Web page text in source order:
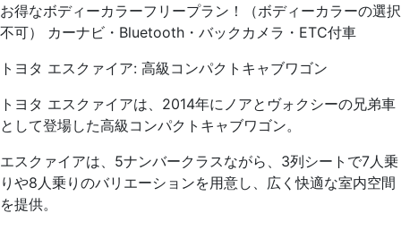
お得なボディーカラーフリープラン！（ボディーカラーの選択
不可） カーナビ・Bluetooth・バックカメラ・ETC付車
トヨタ エスクァイア: 高級コンパクトキャブワゴン
トヨタ エスクァイアは、2014年にノアとヴォクシーの兄弟車
として登場した高級コンパクトキャブワゴン。
エスクァイアは、5ナンバークラスながら、3列シートで7人乗
りや8人乗りのバリエーションを用意し、広く快適な室内空間
を提供。